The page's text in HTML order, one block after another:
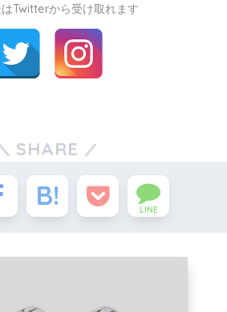
Twitterから受け取れます
SHARE
LINE